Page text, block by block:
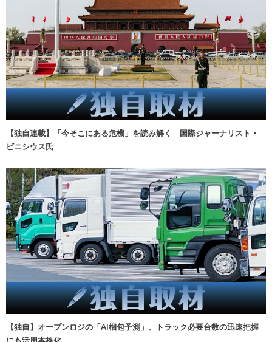
【独自連載】「今そこにある危機」を読み解く 国際ジャーナリスト・
ビニシウス氏
【独自】オープンロジの「AI梱包予測」、トラック必要台数の迅速把握